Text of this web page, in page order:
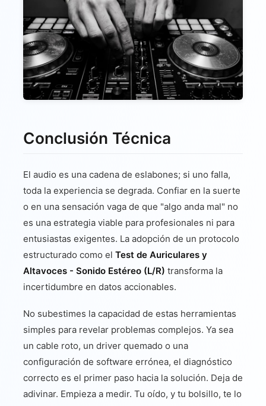
Conclusión Técnica
El audio es una cadena de eslabones; si uno falla,
toda la experiencia se degrada. Confiar en la suerte
o en una sensación vaga de que "algo anda mal" no
es una estrategia viable para profesionales ni para
entusiastas exigentes. La adopción de un protocolo
estructurado como el Test de Auriculares y
Altavoces - Sonido Estéreo (L/R) transforma la
incertidumbre en datos accionables.
No subestimes la capacidad de estas herramientas
simples para revelar problemas complejos. Ya sea
un cable roto, un driver quemado o una
configuración de software errónea, el diagnóstico
correcto es el primer paso hacia la solución. Deja de
adivinar. Empieza a medir. Tu oído, y tu bolsillo, te lo